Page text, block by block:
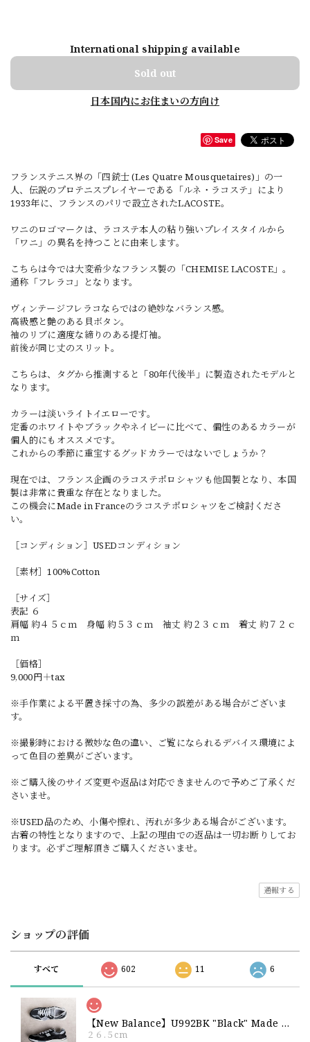
International shipping available
Sold out
日本国内にお住まいの方向け
Save
フランステニス界の「四銃士 (Les Quatre Mousquetaires)」の一
人、伝説のプロテニスプレイヤーである「ルネ・ラコステ」により
1933年に、フランスのパリで設立されたLACOSTE。
ワニのロゴマークは、ラコステ本人の粘り強いプレイスタイルから
「ワニ」の異名を持つことに由来します。
こちらは今では大変希少なフランス製の「CHEMISE LACOSTE」。
通称「フレラコ」となります。
ヴィンテージフレラコならではの絶妙なバランス感。
高級感と艶のある貝ボタン。
袖のリブに適度な締りのある提灯袖。
前後が同じ丈のスリット。
こちらは、タグから推測すると「80年代後半」に製造されたモデルと
なります。
カラーは淡いライトイエローです。
定番のホワイトやブラックやネイビーに比べて、個性のあるカラーが
個人的にもオススメです。
これからの季節に重宝するグッドカラーではないでしょうか？
現在では、フランス企画のラコステポロシャツも他国製となり、本国
製は非常に貴重な存在となりました。
この機会にMade in Franceのラコステポロシャツをご検討くださ
い。
［コンディション］USEDコンディション
［素材］100%Cotton
［サイズ］
表記 ６
肩幅 約４５ｃｍ 身幅 約５３ｃｍ 袖丈 約２３ｃｍ 着丈 約７２ｃ
ｍ
［価格］
9,000円＋tax
※手作業による平置き採寸の為、多少の誤差がある場合がございま
す。
※撮影時における微妙な色の違い、ご覧になられるデバイス環境によ
って色目の差異がございます。
※ご購入後のサイズ変更や返品は対応できませんので予めご了承くだ
さいませ。
※USED品のため、小傷や擦れ、汚れが多少ある場合がございます。
古着の特性となりますので、上記の理由での返品は一切お断りしてお
ります。必ずご理解頂きご購入くださいませ。
通報する
ショップの評価
すべて 602 11 6
【New Balance】U992BK "Black" Made in USA 新品 ニューバランス ブラック 黒 箱付き 26 26.5 27
２６.５cm